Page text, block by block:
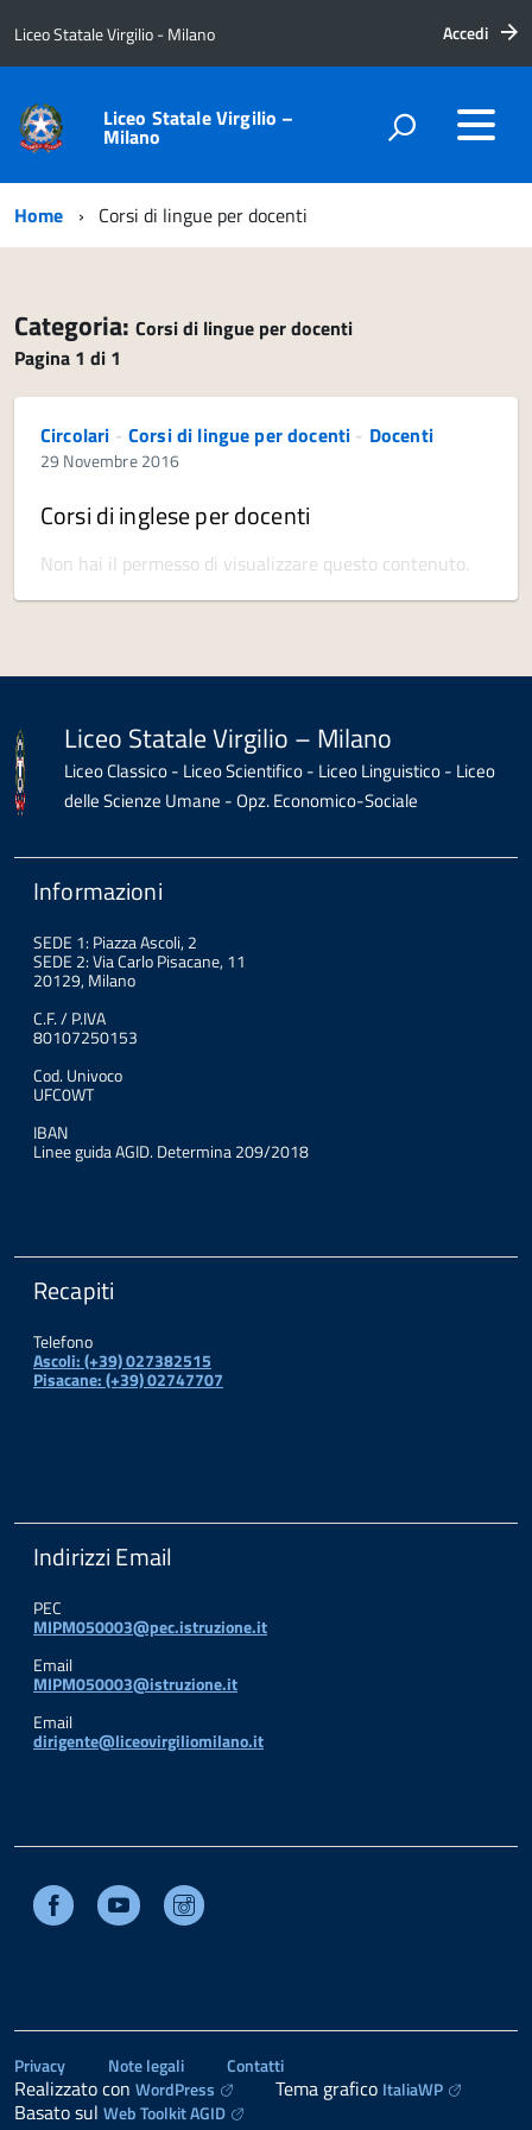
Liceo Statale Virgilio - Milano Accedi
Liceo Statale Virgilio –
Milano
Home Corsi di lingue per docenti
Categoria: Corsi di lingue per docenti
Pagina 1 di 1
Circolari - Corsi di lingue per docenti - Docenti
29 Novembre 2016
Corsi di inglese per docenti
Non hai il permesso di visualizzare questo contenuto.
Liceo Statale Virgilio – Milano
Liceo Classico - Liceo Scientifico - Liceo Linguistico - Liceo
delle Scienze Umane - Opz. Economico-Sociale
Informazioni
SEDE 1: Piazza Ascoli, 2
SEDE 2: Via Carlo Pisacane, 11
20129, Milano
C.F. / P.IVA
80107250153
Cod. Univoco
UFC0WT
IBAN
Linee guida AGID. Determina 209/2018
Recapiti
Telefono
Ascoli: (+39) 027382515
Pisacane: (+39) 02747707
Indirizzi Email
PEC
MIPM050003@pec.istruzione.it
Email
MIPM050003@istruzione.it
Email
dirigente@liceovirgiliomilano.it
Facebook Youtube
Privacy Note legali Contatti
Realizzato con WordPress Tema grafico ItaliaWP
Basato sul Web Toolkit AGID